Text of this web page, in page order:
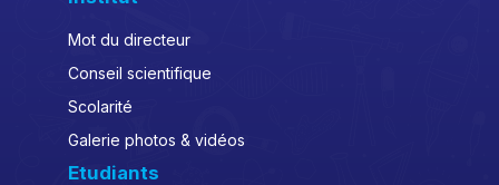
Mot du directeur
Conseil scientifique
Scolarité
Galerie photos & vidéos
Etudiants